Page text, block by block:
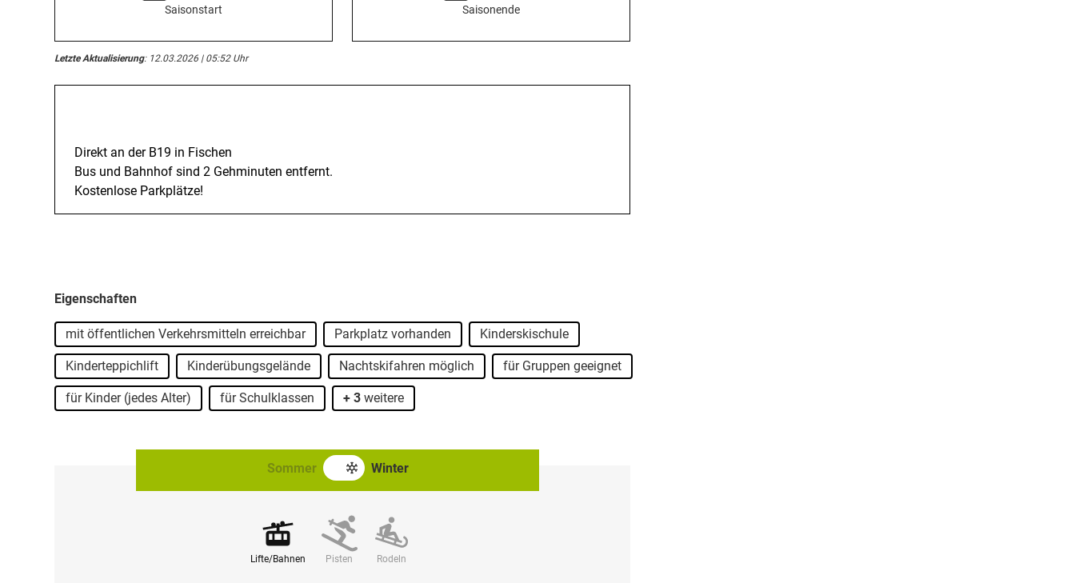
Saisonstart Saisonende
Letzte Aktualisierung: 12.03.2026 | 05:52 Uhr
Direkt an der B19 in Fischen
Bus und Bahnhof sind 2 Gehminuten entfernt.
Kostenlose Parkplätze!
Eigenschaften
mit öffentlichen Verkehrsmitteln erreichbar Parkplatz vorhanden Kinderskischule
Kinderteppichlift Kinderübungsgelände Nachtskifahren möglich für Gruppen geeignet
für Kinder (jedes Alter) für Schulklassen + 3 weitere
Sommer Winter
Lifte/Bahnen Pisten Rodeln